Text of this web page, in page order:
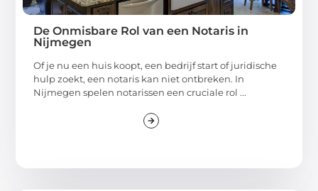
De Onmisbare Rol van een Notaris in
Nijmegen
Of je nu een huis koopt, een bedrijf start of juridische
hulp zoekt, een notaris kan niet ontbreken. In
Nijmegen spelen notarissen een cruciale rol ...